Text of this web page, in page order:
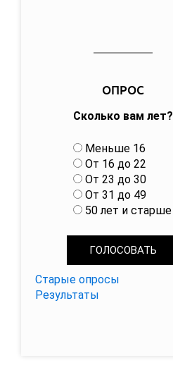
ОПРОС
Сколько вам лет?
В
а
р
и
а
Меньше 16
От 16 до 22
От 23 до 30
От 31 до 49
50 лет и старше
Старые опросы
Результаты